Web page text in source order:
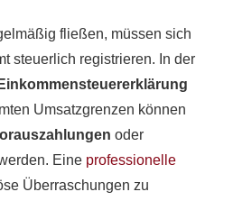
fließen, müssen sich
steuerlich registrieren. In der
Einkommensteuererklärung
Umsatzgrenzen können
oder
Eine professionelle
Überraschungen zu